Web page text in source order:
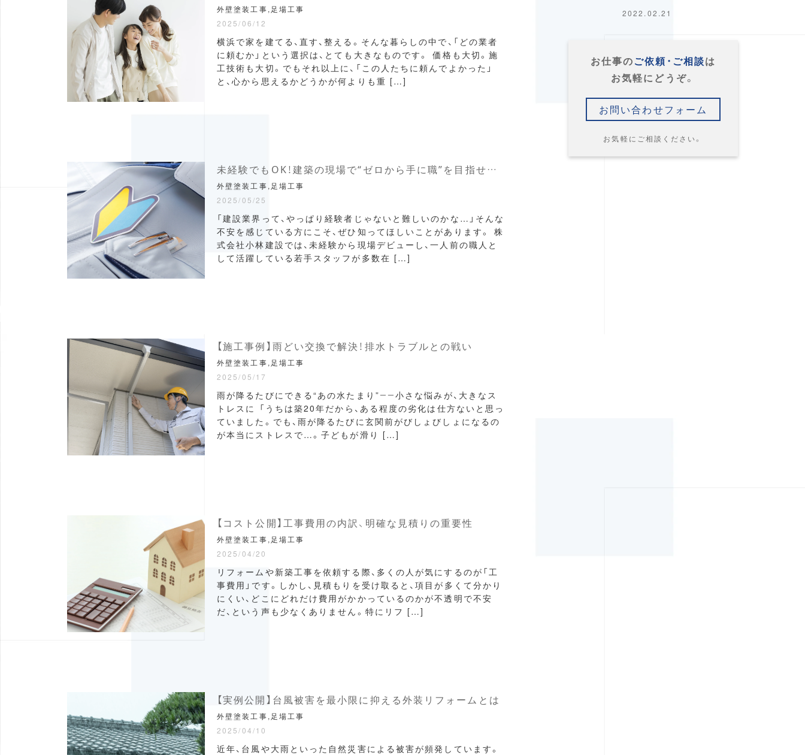
外壁塗装工事,足場工事
2025/06/12
横浜で家を建てる、直す、整える。そんな暮らしの中で、「どの業者
に頼むか」という選択は、とても大きなものです。 価格も大切。施
工技術も大切。でもそれ以上に、「この人たちに頼んでよかった」
と、心から思えるかどうかが何よりも重 […]
未経験でもOK！建築の現場で“ゼロから手に職”を目指せる仕事とは？
外壁塗装工事,足場工事
2025/05/25
「建設業界って、やっぱり経験者じゃないと難しいのかな…」そんな
不安を感じている方にこそ、ぜひ知ってほしいことがあります。 株
式会社小林建設では、未経験から現場デビューし、一人前の職人と
して活躍している若手スタッフが多数在 […]
【施工事例】雨どい交換で解決！排水トラブルとの戦い
外壁塗装工事,足場工事
2025/05/17
雨が降るたびにできる“あの水たまり”――小さな悩みが、大きなス
トレスに 「うちは築20年だから、ある程度の劣化は仕方ないと思っ
ていました。でも、雨が降るたびに玄関前がびしょびしょになるの
が本当にストレスで…。子どもが滑り […]
【コスト公開】工事費用の内訳、明確な見積りの重要性
外壁塗装工事,足場工事
2025/04/20
リフォームや新築工事を依頼する際、多くの人が気にするのが「工
事費用」です。しかし、見積もりを受け取ると、項目が多くて分かり
にくい、どこにどれだけ費用がかかっているのかが不透明で不安
だ、という声も少なくありません。特にリフ […]
【実例公開】台風被害を最小限に抑える外装リフォームとは
外壁塗装工事,足場工事
2025/04/10
近年、台風や大雨といった自然災害による被害が頻発しています。
2022.02.21
お仕事のご依頼・ご相談は
お気軽にどうぞ。
お問い合わせフォーム
お気軽にご相談ください。